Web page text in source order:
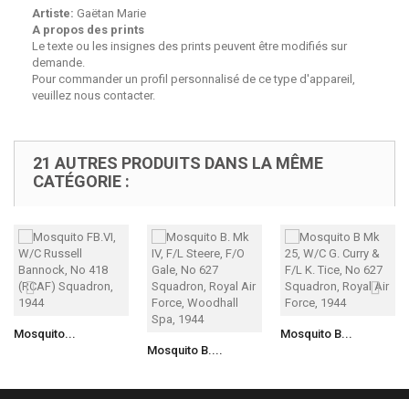
Artiste: Gaëtan Marie
A propos des prints
Le texte ou les insignes des prints peuvent être modifiés sur
demande.
Pour commander un profil personnalisé de ce type d'appareil,
veuillez nous contacter.
21 AUTRES PRODUITS DANS LA MÊME
CATÉGORIE :
Mosquito...
Mosquito B....
Mosquito B...